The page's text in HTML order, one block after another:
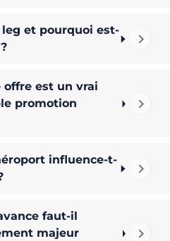
leg et pourquoi est-
est un vrai
promotion
influence-t-
faut-il
majeur